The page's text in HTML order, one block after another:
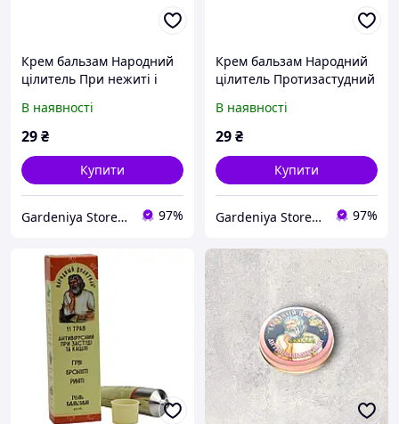
Крем бальзам Народний
цілитель При нежиті і
В наявності
29₴
Купити
Gardeniya Store - із турботою про ваш затишок! 97%
Крем бальзам Народний
цілитель Протизастудний
В наявності
29₴
Купити
Gardeniya Store - із турботою про ваш затишок! 97%